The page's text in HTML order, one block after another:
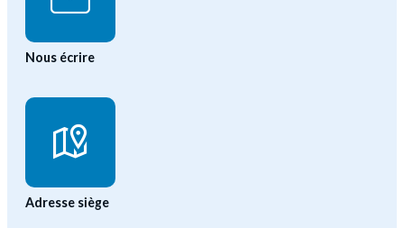
Nous écrire
Adresse siège